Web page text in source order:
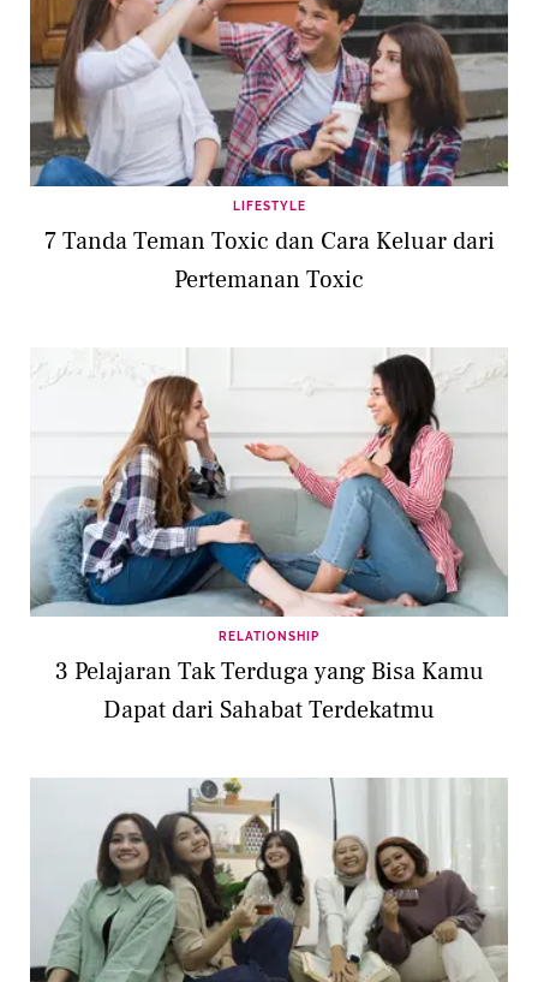
LIFESTYLE
7 Tanda Teman Toxic dan Cara Keluar dari
Pertemanan Toxic
RELATIONSHIP
3 Pelajaran Tak Terduga yang Bisa Kamu
Dapat dari Sahabat Terdekatmu